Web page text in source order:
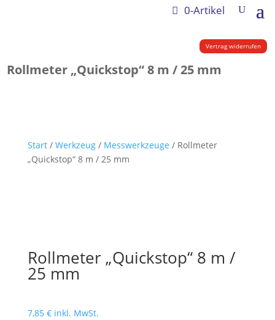
0-Artikel
Vertrag widerrufen
Rollmeter „Quickstop“ 8 m / 25 mm
Start/ Werkzeug/ Messwerkzeuge / Rollmeter
„Quickstop“ 8 m / 25 mm
Rollmeter „Quickstop“ 8 m /
25 mm
7,85 € inkl. MwSt.